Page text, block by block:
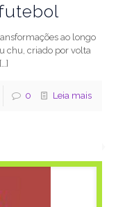
ao longo
chu, criado por volta
[…]
0 Leia mais